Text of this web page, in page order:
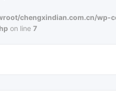
chengxindian.com.cn/wp-
on line7